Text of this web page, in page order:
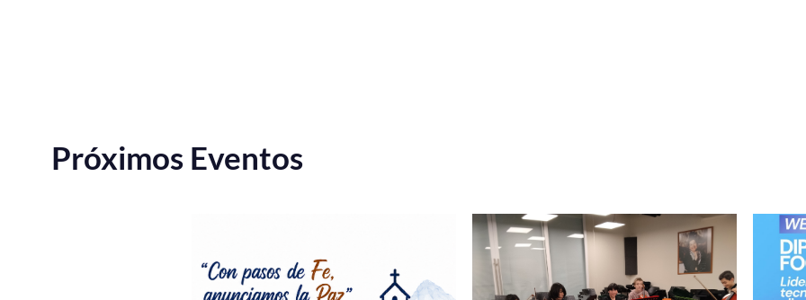
Próximos Eventos